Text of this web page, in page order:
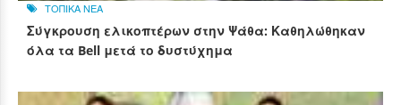
ΤΟΠΙΚΑ ΝΕΑ
Σύγκρουση ελικοπτέρων στην Ψάθα: Καθηλώθηκαν
όλα τα Bell μετά το δυστύχημα